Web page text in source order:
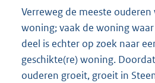
Verreweg de meeste
woning; vaak de woning
deel is echter op zoek naar
geschikte(re) woning.
ouderen groeit, groeit in